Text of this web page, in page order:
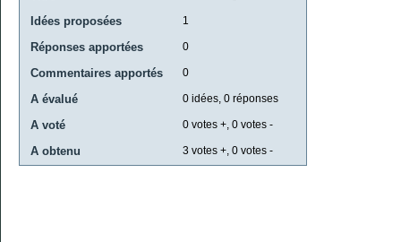
Idées proposées 1
Réponses apportées 0
Commentaires apportés 0
A évalué 0 idées, 0 réponses
A voté 0 votes +, 0 votes -
A obtenu 3 votes +, 0 votes -